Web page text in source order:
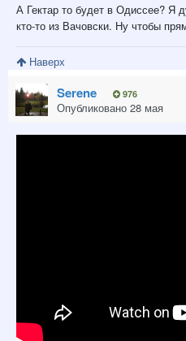
А Гектар то будет в Одиссее? Я
кто-то из Вачовски. Ну чтобы
Наверх
Serene 976
Опубликовано 28 мая